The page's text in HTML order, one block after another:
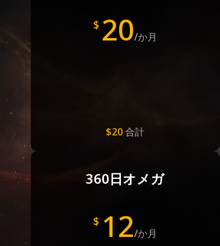
$ 20/か月
$20合計
360日オメガ
$ 12/か月